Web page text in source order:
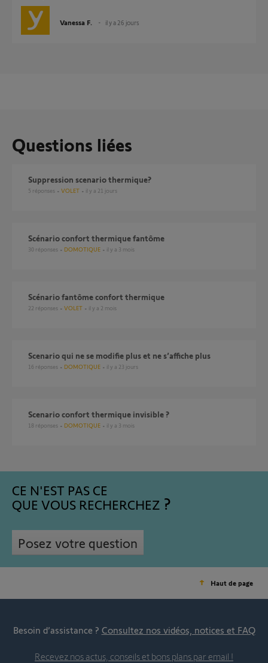
Vanessa F. il y a 26 jours
Questions liées
suppression scenario thermique?
5 réponses VOLET il y a 21 jours
Scénario confort thermique fantôme
30 réponses DOMOTIQUE il y a 3 mois
Scénario fantôme confort thermique
22 réponses VOLET il y a 2 mois
Scenario qui ne se modifie plus et ne s’affiche plus
16 réponses DOMOTIQUE il y a 23 jours
Scenario confort thermique invisible ?
18 réponses DOMOTIQUE il y a 3 mois
CE N'EST PAS CE
QUE VOUS RECHERCHEZ
Posez votre question
Haut de page
Besoin d’assistance ? Consultez nos vidéos, notices et FAQ
Recevez nos actus, conseils et bons plans par email !